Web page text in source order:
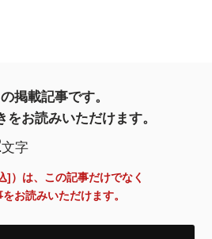
掲載記事です。
お読みいただけます。
文字
）は、この記事だけでなく
お読みいただけます。